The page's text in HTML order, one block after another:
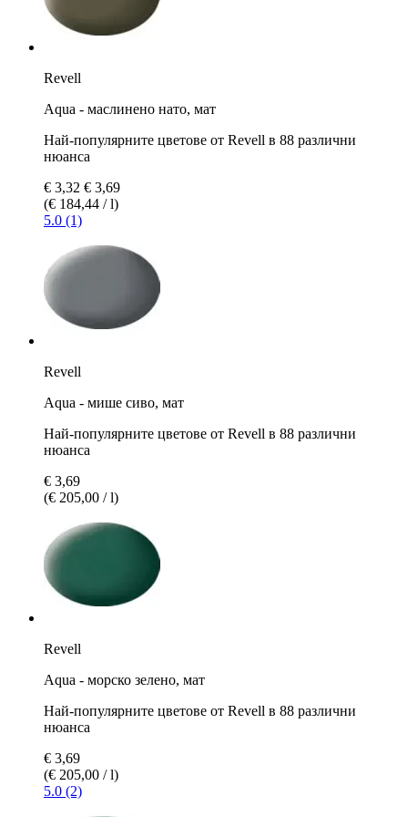
Revell
Aqua - маслинено нато, мат
Най-популярните цветове от Revell в 88 различни
нюанса
€ 3,32 € 3,69
(€ 184,44 / l)
5.0 (1)
Revell
Aqua - мише сиво, мат
Най-популярните цветове от Revell в 88 различни
нюанса
€ 3,69
(€ 205,00 / l)
Revell
Aqua - морско зелено, мат
Най-популярните цветове от Revell в 88 различни
нюанса
€ 3,69
(€ 205,00 / l)
5.0 (2)